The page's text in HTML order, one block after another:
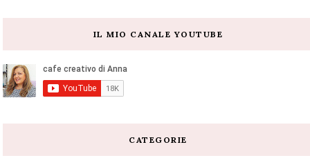
IL MIO CANALE YOUTUBE
CATEGORIE